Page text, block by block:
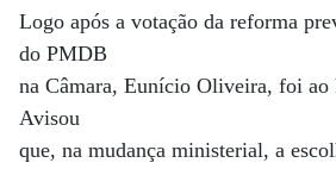
Logo após a votação da reforma
do PMDB
na Câmara, Eunício Oliveira, foi ao
Avisou
que, na mudança ministerial, a